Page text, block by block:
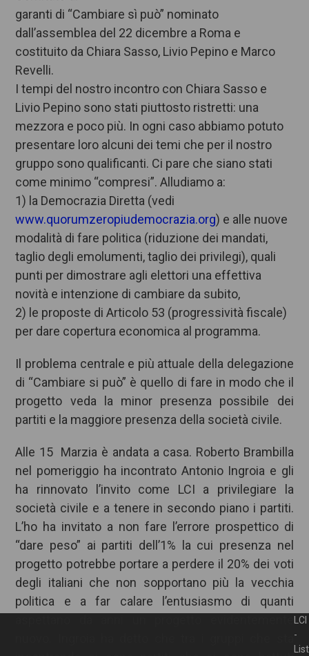
garanti di “Cambiare sì può” nominato
dall’assemblea del 22 dicembre a Roma e
costituito da Chiara Sasso, Livio Pepino e Marco
Revelli.
I tempi del nostro incontro con Chiara Sasso e
Livio Pepino sono stati piuttosto ristretti: una
mezzora e poco più. In ogni caso abbiamo potuto
presentare loro alcuni dei temi che per il nostro
gruppo sono qualificanti. Ci pare che siano stati
come minimo “compresi”. Alludiamo a:
1) la Democrazia Diretta (vedi
www.quorumzeropiudemocrazia.org) e alle nuove
modalità di fare politica (riduzione dei mandati,
taglio degli emolumenti, taglio dei privilegi), quali
punti per dimostrare agli elettori una effettiva
novità e intenzione di cambiare da subito,
2) le proposte di Articolo 53 (progressività fiscale)
per dare copertura economica al programma.
Il problema centrale e più attuale della delegazione
di “Cambiare si può” è quello di fare in modo che il
progetto veda la minor presenza possibile dei
partiti e la maggiore presenza della società civile.
Alle 15 Marzia è andata a casa. Roberto Brambilla
nel pomeriggio ha incontrato Antonio Ingroia e gli
ha rinnovato l’invito come LCI a privilegiare la
società civile e a tenere in secondo piano i partiti.
L’ho ha invitato a non fare l’errore prospettico di
“dare peso” ai partiti dell’1% la cui presenza nel
progetto potrebbe portare a perdere il 20% dei voti
degli italiani che non sopportano più la vecchia
politica e a far calare l’entusiasmo di quanti
LCI
-